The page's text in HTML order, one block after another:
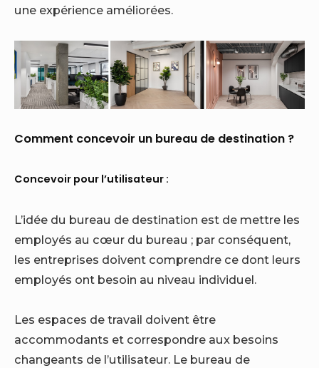
une expérience améliorées.
Comment concevoir un bureau de destination ?
Concevoir pour l’utilisateur :
L’idée du bureau de destination est de mettre les
employés au cœur du bureau ; par conséquent,
les entreprises doivent comprendre ce dont leurs
employés ont besoin au niveau individuel.
Les espaces de travail doivent être
accommodants et correspondre aux besoins
changeants de l’utilisateur. Le bureau de